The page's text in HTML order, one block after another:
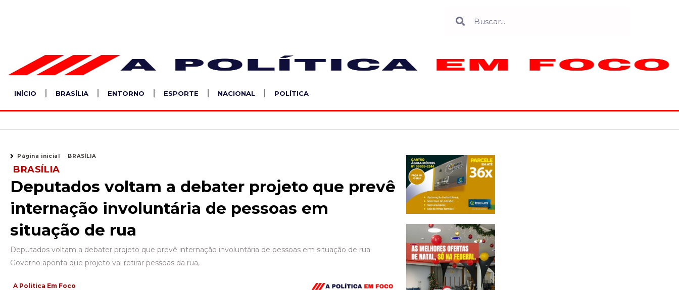
INÍCIO BRASÍLIA ENTORNO ESPORTE NACIONAL POLÍTICA
Página inicial BRASÍLIA
BRASÍLIA
Deputados voltam a debater projeto que prevê
internação involuntária de pessoas em
situação de rua
Deputados voltam a debater projeto que prevê internação involuntária de pessoas em situação de rua
Governo aponta que projeto vai retirar pessoas da rua,
A Politica Em Foco